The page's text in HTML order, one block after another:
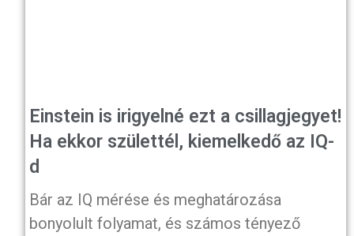
Einstein is irigyelné ezt a csillagjegyet!
Ha ekkor születtél, kiemelkedő az IQ-
d
Bár az IQ mérése és meghatározása
bonyolult folyamat, és számos tényező